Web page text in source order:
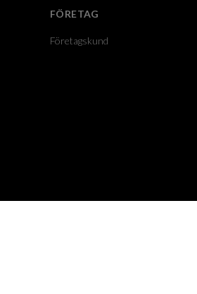
FÖRETAG
Företagskund